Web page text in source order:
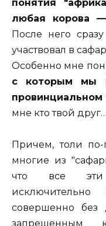
понятия
любая корова
После него
участвовал в
Особенно мне
с которым мы
провинциальном
мне кто твой друг…
Причем, толи по-
многие из
что все эти
исключительно
совершенно без
запрещенным